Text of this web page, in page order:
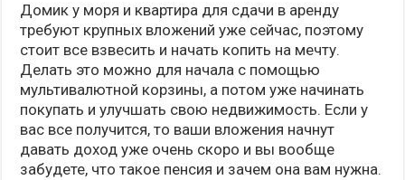
Домик у моря и квартира для сдачи в аренду
требуют крупных вложений уже сейчас, поэтому
стоит все взвесить и начать копить на мечту.
Делать это можно для начала с помощью
мультивалютной корзины, а потом уже начинать
покупать и улучшать свою недвижимость. Если у
вас все получится, то ваши вложения начнут
давать доход уже очень скоро и вы вообще
забудете, что такое пенсия и зачем она вам нужна.